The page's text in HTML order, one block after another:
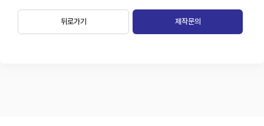
뒤로가기 제작문의